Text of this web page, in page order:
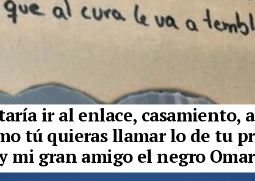
ir al enlace, casamiento,
tú quieras llamar lo de tu
mi gran amigo el negro